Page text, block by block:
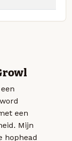
een
Mijn
hophead